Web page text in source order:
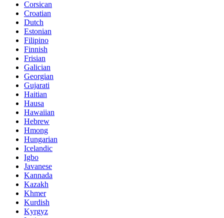
Corsican
Croatian
Dutch
Estonian
Filipino
Finnish
Frisian
Galician
Georgian
Gujarati
Haitian
Hausa
Hawaiian
Hebrew
Hmong
Hungarian
Icelandic
Igbo
Javanese
Kannada
Kazakh
Khmer
Kurdish
Kyrgyz